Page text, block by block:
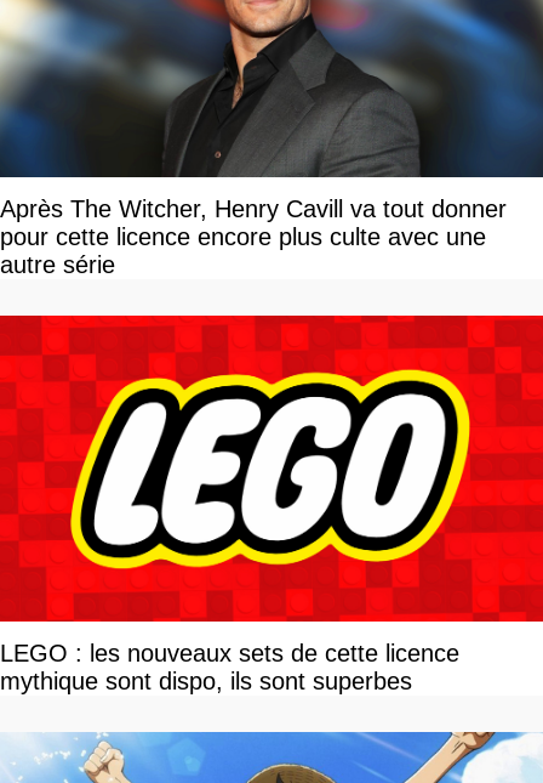
Après The Witcher, Henry Cavill va tout donner
pour cette licence encore plus culte avec une
autre série
LEGO : les nouveaux sets de cette licence
mythique sont dispo, ils sont superbes